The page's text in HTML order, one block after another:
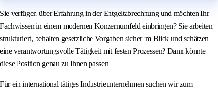
Sie verfügen über Erfahrung in der Entgeltabrechnung und möchten Ihr
Fachwissen in einem modernen Konzernumfeld einbringen? Sie arbeiten
strukturiert, behalten gesetzliche Vorgaben sicher im Blick und schätzen
eine verantwortungsvolle Tätigkeit mit festen Prozessen? Dann könnte
diese Position genau zu Ihnen passen.
Für ein international tätiges Industrieunternehmen suchen wir zum